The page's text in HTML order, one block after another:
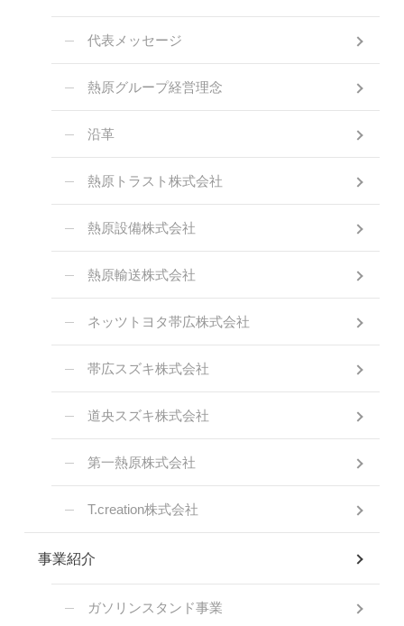
代表メッセージ
熱原グループ経営理念
沿革
熱原トラスト株式会社
熱原設備株式会社
熱原輸送株式会社
ネッツトヨタ帯広株式会社
帯広スズキ株式会社
道央スズキ株式会社
第一熱原株式会社
T.creation株式会社
事業紹介
ガソリンスタンド事業